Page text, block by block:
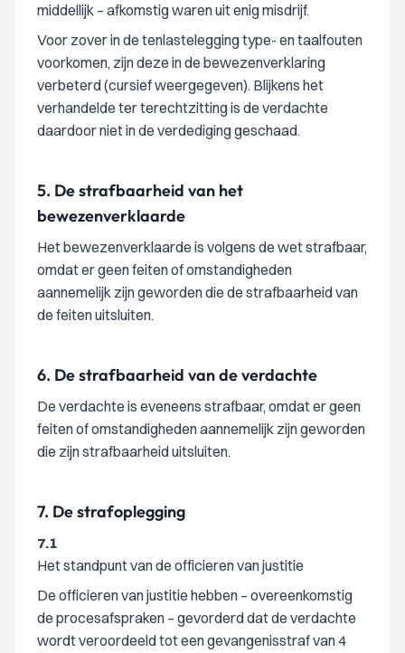
middellijk – afkomstig waren uit enig misdrijf.
Voor zover in de tenlastelegging type- en taalfouten
voorkomen, zijn deze in de bewezenverklaring
verbeterd (cursief weergegeven). Blijkens het
verhandelde ter terechtzitting is de verdachte
daardoor niet in de verdediging geschaad.
5. De strafbaarheid van het
bewezenverklaarde
Het bewezenverklaarde is volgens de wet strafbaar,
omdat er geen feiten of omstandigheden
aannemelijk zijn geworden die de strafbaarheid van
de feiten uitsluiten.
6. De strafbaarheid van de verdachte
De verdachte is eveneens strafbaar, omdat er geen
feiten of omstandigheden aannemelijk zijn geworden
die zijn strafbaarheid uitsluiten.
7. De strafoplegging
7.1
Het standpunt van de officieren van justitie
De officieren van justitie hebben – overeenkomstig
de procesafspraken – gevorderd dat de verdachte
wordt veroordeeld tot een gevangenisstraf van 4